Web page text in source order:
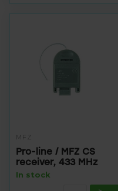
MFZ
Pro-line / MFZ CS
receiver, 433 MHz
In stock